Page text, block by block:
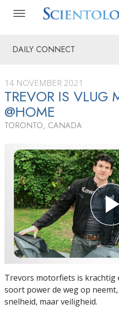
DAILY CONNECT
14 NOVEMBER 2021
TREVOR IS VLUG
@HOME
TORONTO, CANADA
Trevors motorfiets is krachtig
soort power de weg op
snelheid, maar veiligheid.